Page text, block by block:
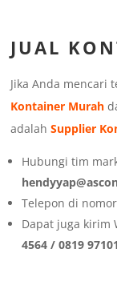
JUAL
Jika Anda mencari
Kontainer Murah
adalahSupplier
Hubungi tim
Telepon di
Dapat juga kirim
4564 / 0819